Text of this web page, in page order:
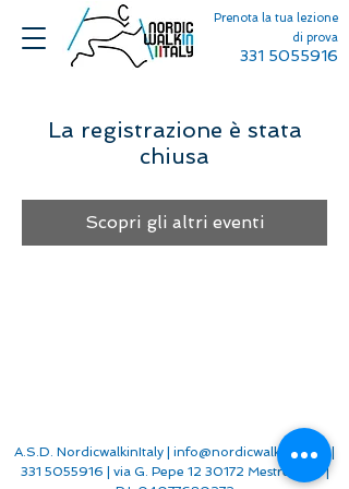
Prenota la tua lezione
di prova
331 5055916
La registrazione è stata
chiusa
Scopri gli altri eventi
A.S.D. NordicwalkinItaly | info@nordicwalkinitaly.it |
331 5055916 | via G. Pepe 12 30172 Mestre (VE) |